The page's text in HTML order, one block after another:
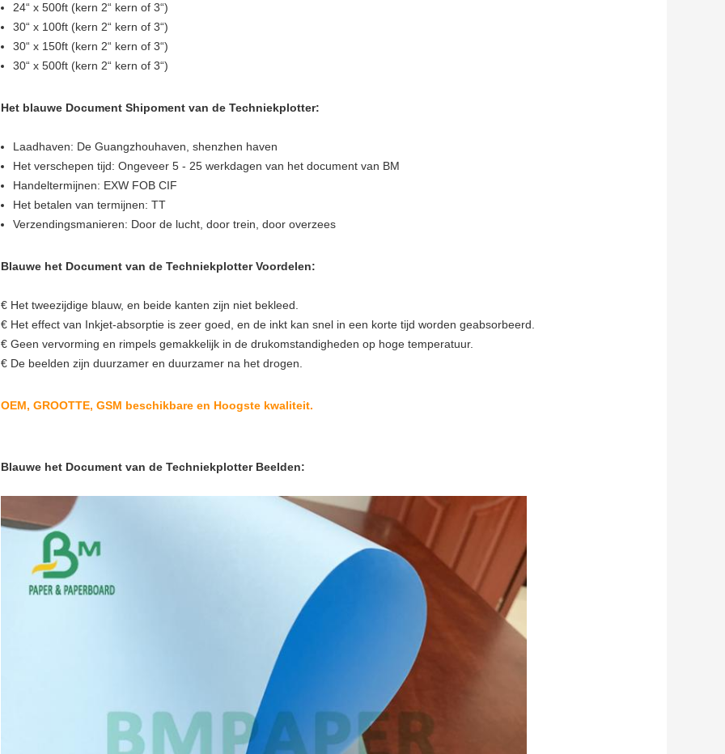
24“ x 500ft (kern 2“ kern of 3“)
30“ x 100ft (kern 2“ kern of 3“)
30“ x 150ft (kern 2“ kern of 3“)
30“ x 500ft (kern 2“ kern of 3“)
Het blauwe Document Shipoment van de Techniekplotter:
Laadhaven: De Guangzhouhaven, shenzhen haven
Het verschepen tijd: Ongeveer 5 - 25 werkdagen van het document van BM
Handeltermijnen: EXW FOB CIF
Het betalen van termijnen: TT
Verzendingsmanieren: Door de lucht, door trein, door overzees
Blauwe het Document van de Techniekplotter Voordelen:
€ Het tweezijdige blauw, en beide kanten zijn niet bekleed.
€ Het effect van Inkjet-absorptie is zeer goed, en de inkt kan snel in een korte tijd worden geabsorbeerd.
€ Geen vervorming en rimpels gemakkelijk in de drukomstandigheden op hoge temperatuur.
€ De beelden zijn duurzamer en duurzamer na het drogen.
OEM, GROOTTE, GSM beschikbare en Hoogste kwaliteit.
Blauwe het Document van de Techniekplotter Beelden: